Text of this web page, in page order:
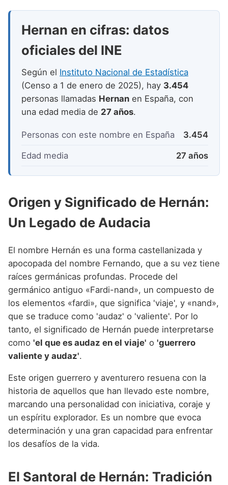
Nombres de niño que empiezan por U
Nombres de niño que empiezan por V
Nombres de niño que empiezan por W
Nombres de niño que empiezan por X
Nombres de niño que empiezan por Y
Nombres de niño que empiezan por Z
Hernan en cifras: datos
oficiales del INE
Según el Instituto Nacional de Estadística
(Censo a 1 de enero de 2025), hay 3.454
personas llamadas Hernan en España, con
una edad media de 27 años.
Personas con este nombre en España 3.454
Edad media 27 años
Origen y Significado de Hernán:
Un Legado de Audacia
El nombre Hernán es una forma castellanizada y
apocopada del nombre Fernando, que a su vez tiene
raíces germánicas profundas. Procede del
germánico antiguo «Fardi-nand», un compuesto de
los elementos «fardi», que significa 'viaje', y «nand»,
que se traduce como 'audaz' o 'valiente'. Por lo
tanto, el significado de Hernán puede interpretarse
como 'el que es audaz en el viaje' o 'guerrero
valiente y audaz'.
Este origen guerrero y aventurero resuena con la
historia de aquellos que han llevado este nombre,
marcando una personalidad con iniciativa, coraje y
un espíritu explorador. Es un nombre que evoca
determinación y una gran capacidad para enfrentar
los desafíos de la vida.
El Santoral de Hernán: Tradición